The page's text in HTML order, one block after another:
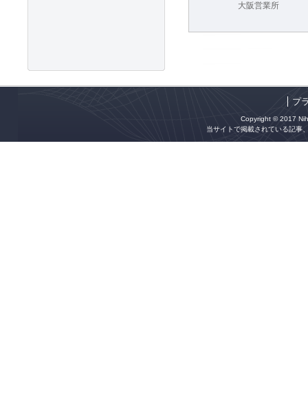
大阪営業所
プ
Copyright © 2017
当サイトで掲載されている記事